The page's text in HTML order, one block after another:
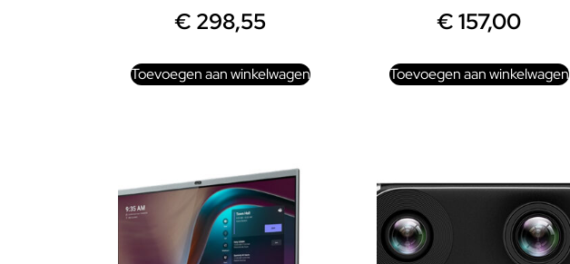
€ 298,55
Toevoegen aan winkelwagen
€157,00
Toevoegen aan winkelwagen